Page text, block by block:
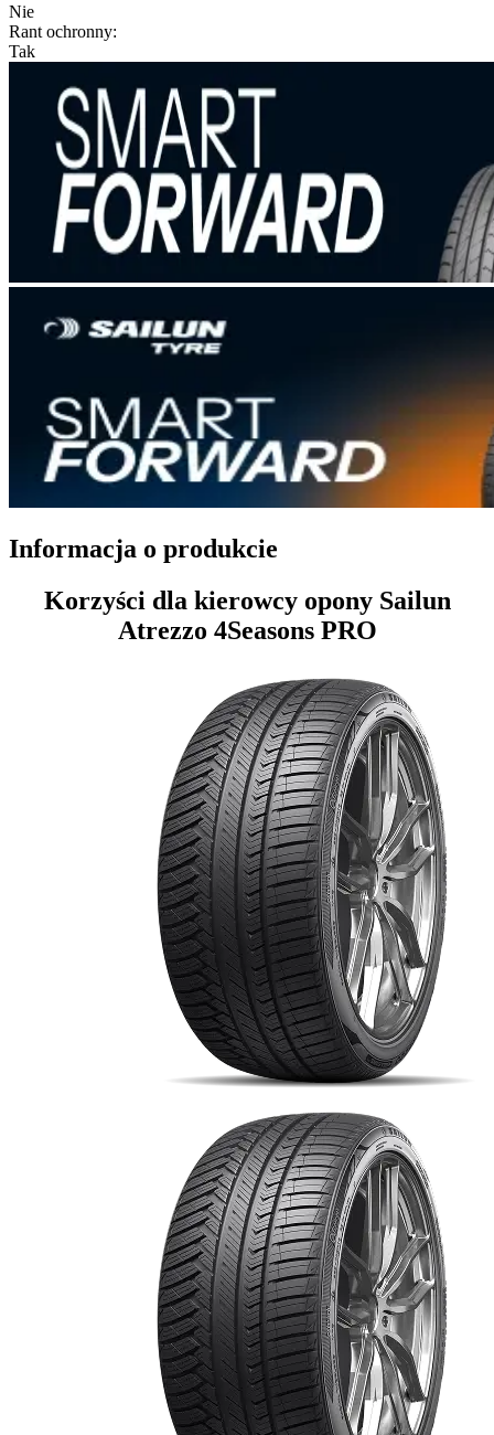
Nie
Rant ochronny:
Tak
Informacja o produkcie
Korzyści dla kierowcy opony Sailun
Atrezzo 4Seasons PRO